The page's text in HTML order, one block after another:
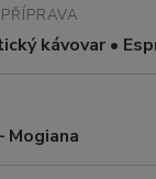
kávovar •
Mogiana